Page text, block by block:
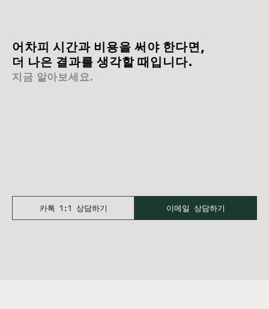
어차피 시간과 비용을 써야 한다면,
더 나은 결과를 생각할 때입니다.
지금 알아보세요.
카톡 1:1 상담하기 이메일 상담하기